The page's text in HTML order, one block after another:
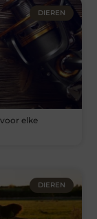
DIEREN
elke
DIEREN